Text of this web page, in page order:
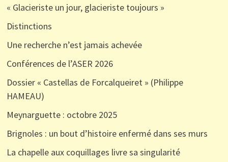
« Glacieriste un jour, glacieriste toujours »
Distinctions
Une recherche n’est jamais achevée
Conférences de l’ASER 2026
Dossier « Castellas de Forcalqueiret » (Philippe
HAMEAU)
Meynarguette : octobre 2025
Brignoles : un bout d’histoire enfermé dans ses murs
La chapelle aux coquillages livre sa singularité